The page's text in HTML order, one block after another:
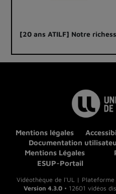
[20 ans ATILF] Notre
Mentions légales
Documentation
Mentions Légales
ESUP-Portail
Vidéothèque de l'UL |
Version 4.3.0 • 12601 vidéos